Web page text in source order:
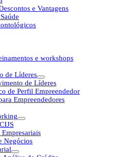
e Vantagens
e workshops
de Líderes
de Líderes
de Perfil Empreendedor
Empreendedores
Negócios